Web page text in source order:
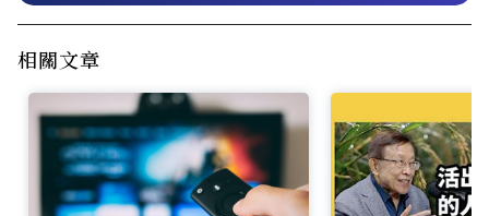
相關文章